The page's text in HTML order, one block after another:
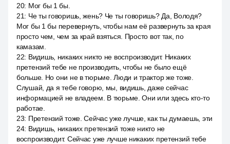
20: Мог бы 1 бы.
21: Че ты говоришь, жень? Че ты говоришь? Да, Володя?
Мог бы 1 бы перевернуть, чтобы нам её развернуть за края
просто чем, чем за край взяться. Просто вот так, по
камазам.
22: Видишь, никаких никто не воспроизводит. Никаких
претензий тебе не производить, чтобы не было ещё
больше. Но они не в тюрьме. Люди и трактор же тоже.
Слушай, да я тебе говорю, мы, видишь, даже сейчас
информацией не владеем. В тюрьме. Они или здесь кто-то
работае.
23: Претензий тоже. Сейчас уже лучше, как ты думаешь, эти
24: Видишь, никаких претензий тоже никто не
воспроизводит. Сейчас уже лучше никаких претензий тебе